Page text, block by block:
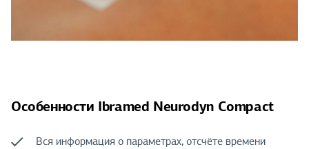
Особенности Ibramed Neurodyn Compact
Вся информация о параметрах, отсчёте времени